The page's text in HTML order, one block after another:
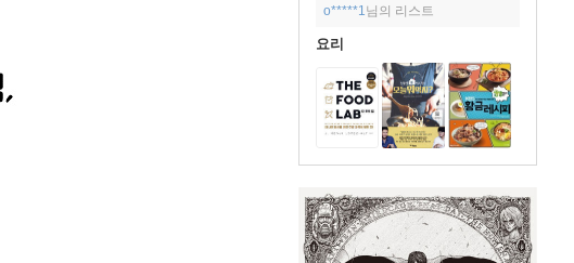
o*****1 님의 리스트
요리